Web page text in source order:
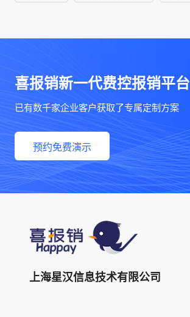
喜报销新一代费控报销平台
已有数千家企业客户获取了专属定制方案
预约免费演示
上海星汉信息技术有限公司